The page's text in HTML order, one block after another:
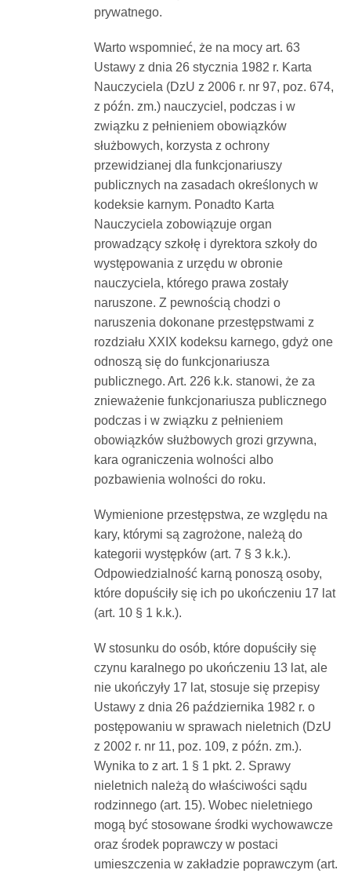
prywatnego.
Warto wspomnieć, że na mocy art. 63
Ustawy z dnia 26 stycznia 1982 r. Karta
Nauczyciela (DzU z 2006 r. nr 97, poz. 674,
z późn. zm.) nauczyciel, podczas i w
związku z pełnieniem obowiązków
służbowych, korzysta z ochrony
przewidzianej dla funkcjonariuszy
publicznych na zasadach określonych w
kodeksie karnym. Ponadto Karta
Nauczyciela zobowiązuje organ
prowadzący szkołę i dyrektora szkoły do
występowania z urzędu w obronie
nauczyciela, którego prawa zostały
naruszone. Z pewnością chodzi o
naruszenia dokonane przestępstwami z
rozdziału XXIX kodeksu karnego, gdyż one
odnoszą się do funkcjonariusza
publicznego. Art. 226 k.k. stanowi, że za
znieważenie funkcjonariusza publicznego
podczas i w związku z pełnieniem
obowiązków służbowych grozi grzywna,
kara ograniczenia wolności albo
pozbawienia wolności do roku.
Wymienione przestępstwa, ze względu na
kary, którymi są zagrożone, należą do
kategorii występków (art. 7 § 3 k.k.).
Odpowiedzialność karną ponoszą osoby,
które dopuściły się ich po ukończeniu 17 lat
(art. 10 § 1 k.k.).
W stosunku do osób, które dopuściły się
czynu karalnego po ukończeniu 13 lat, ale
nie ukończyły 17 lat, stosuje się przepisy
Ustawy z dnia 26 października 1982 r. o
postępowaniu w sprawach nieletnich (DzU
z 2002 r. nr 11, poz. 109, z późn. zm.).
Wynika to z art. 1 § 1 pkt. 2. Sprawy
nieletnich należą do właściwości sądu
rodzinnego (art. 15). Wobec nieletniego
mogą być stosowane środki wychowawcze
oraz środek poprawczy w postaci
umieszczenia w zakładzie poprawczym (art.